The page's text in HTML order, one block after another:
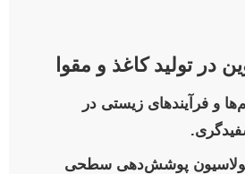
و فرآیندهای زیستی در
پوشش‌دهی سطحی